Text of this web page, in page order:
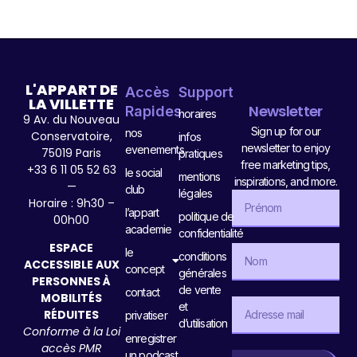
L'APPART DE
LA VILLETTE
9 Av. du Nouveau
Conservatoire,
75019 Paris
+33 6 11 05 52 63
—
Horaire : 9h30 –
00h00
ESPACE
ACCESSIBLE AUX
PERSONNES À
MOBILITÉS
RÉDUITES
Conforme à la Loi
accès PMR
Accès
Rapides
nos
evenements
le social
club
l’appart
academie
le
concept
contact
privatiser
enregistrer
Support
horaires
infos
pratiques
mentions
légales
politique de
confidentialité
conditions
générales
de vente
et
d’utilisation
Newsletter
Sign up for our
newsletter to enjoy
free marketing tips,
inspirations, and more.